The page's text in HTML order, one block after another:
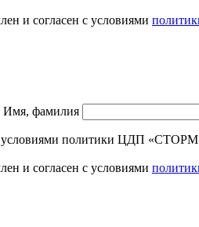
и согласен с условиями
Имя, фамилия
условиями политики ЦДП
и согласен с условиями